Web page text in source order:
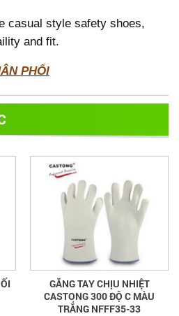
casual style safety shoes,
and fit.
PHỐI
GĂNG TAY CHỊU NHIỆT
CASTONG 300 ĐỘ C MÀU
TRẮNG NFFF35-33